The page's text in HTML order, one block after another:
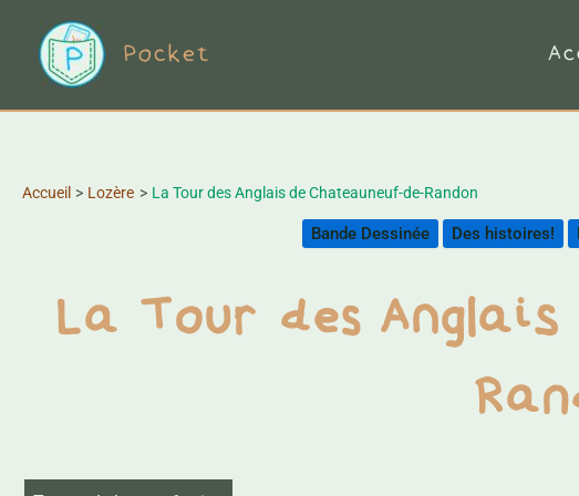
Pocket
Accueil Lozère La Tour des Anglais de Chateauneuf-de-Randon
Bande Dessinée Des histoires!
La Tour des